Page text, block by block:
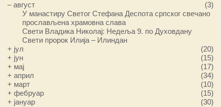
–август
(3)
У манастиру Светог Стефана Деспота српског свечано
прослављена храмовна слава
Свети Владика Николај: Недеља 9. по Духовдану
Свети пророк Илија – Илиндан
+ јул
(20)
+ јун
(15)
+ мај
(17)
+април
(34)
+ март
(10)
+фебруар
(15)
+ јануар (30)